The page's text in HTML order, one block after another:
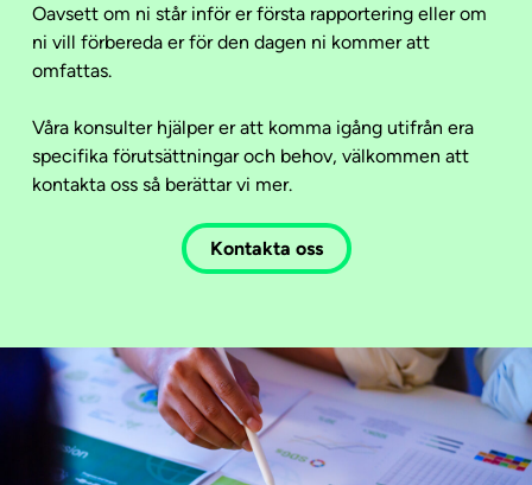
Oavsett om ni står inför er första rapportering eller om
ni vill förbereda er för den dagen ni kommer att
omfattas.
Våra konsulter hjälper er att komma igång utifrån era
specifika förutsättningar och behov, välkommen att
kontakta oss så berättar vi mer.
Kontakta oss